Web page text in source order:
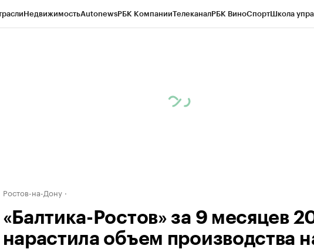
НедвижимостьAutonewsРБК КомпанииТелеканалРБК ВиноСпортШкола
Ростов-на-Дону
«Балтика-Ростов» за 9 месяцев
нарастила объем производства